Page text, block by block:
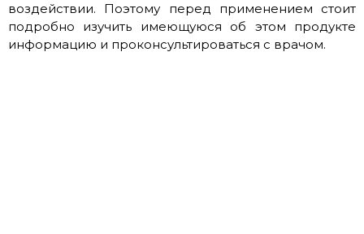
воздействии. Поэтому перед применением стоит
подробно изучить имеющуюся об этом продукте
информацию и проконсультироваться с врачом.